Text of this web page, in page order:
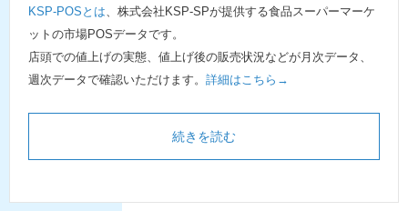
KSP-POSとは 、株式会社KSP-SPが提供する食品スーパーマーケ
ットの市場POSデータです。
店頭での値上げの実態、値上げ後の販売状況などが月次データ、
週次データで確認いただけます。 詳細はこちら→
続きを読む